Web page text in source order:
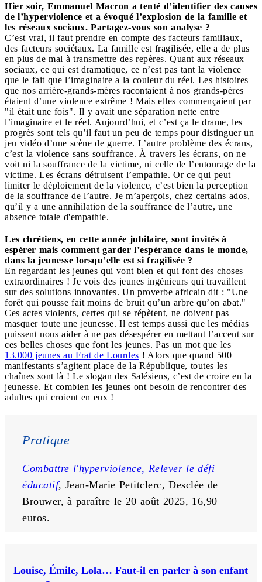
Hier soir, Emmanuel Macron a tenté d’identifier des causes
de l’hyperviolence et a évoqué l’explosion de la famille et
les réseaux sociaux. Partagez-vous son analyse ?
C’est vrai, il faut prendre en compte des facteurs familiaux,
des facteurs sociétaux. La famille est fragilisée, elle a de plus
en plus de mal à transmettre des repères. Quant aux réseaux
sociaux, ce qui est dramatique, ce n’est pas tant la violence
que le fait que l’imaginaire a la couleur du réel. Les histoires
que nos arrière-grands-mères racontaient à nos grands-pères
étaient d’une violence extrême ! Mais elles commençaient par
"il était une fois". Il y avait une séparation nette entre
l’imaginaire et le réel. Aujourd’hui, et c’est ça le drame, les
progrès sont tels qu’il faut un peu de temps pour distinguer un
jeu vidéo d’une scène de guerre. L’autre problème des écrans,
c’est la violence sans souffrance. À travers les écrans, on ne
voit ni la souffrance de la victime, ni celle de l’entourage de la
victime. Les écrans détruisent l’empathie. Or ce qui peut
limiter le déploiement de la violence, c’est bien la perception
de la souffrance de l’autre. Je m’aperçois, chez certains ados,
qu’il y a une annihilation de la souffrance de l’autre, une
absence totale d'empathie.
Les chrétiens, en cette année jubilaire, sont invités à
espérer mais comment garder l’espérance dans le monde,
dans la jeunesse lorsqu’elle est si fragilisée ?
En regardant les jeunes qui vont bien et qui font des choses
extraordinaires ! Je vois des jeunes ingénieurs qui travaillent
sur des solutions innovantes. Un proverbe africain dit : "Une
forêt qui pousse fait moins de bruit qu’un arbre qu’on abat."
Ces actes violents, certes qui se répètent, ne doivent pas
masquer toute une jeunesse. Il est temps aussi que les médias
puissent nous aider à ne pas désespérer en mettant l’accent sur
ces belles choses que font les jeunes. Pas un mot que les
13.000 jeunes au Frat de Lourdes ! Alors que quand 500
manifestants s’agitent place de la République, toutes les
chaînes sont là ! Le slogan des Salésiens, c’est de croire en la
jeunesse. Et combien les jeunes ont besoin de rencontrer des
adultes qui croient en eux !
Pratique
Combattre l'hyperviolence, Relever le défi
éducatif, Jean-Marie Petitclerc, Desclée de
Brouwer, à paraître le 20 août 2025, 16,90
euros.
Louise, Émile, Lola… Faut-il en parler à son enfant